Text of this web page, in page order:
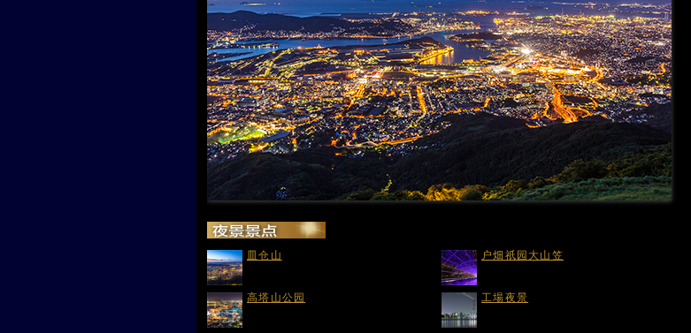
皿仓山
高塔山公园
户畑祇园大山笠
工場夜景